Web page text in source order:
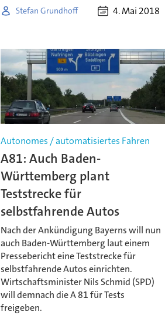
Stefan Grundhoff 4. Mai 2018
Autonomes / automatisiertes Fahren
A81: Auch Baden-
Württemberg plant
Teststrecke für
selbstfahrende Autos
Nach der Ankündigung Bayerns will nun
auch Baden-Württemberg laut einem
Pressebericht eine Teststrecke für
selbstfahrende Autos einrichten.
Wirtschaftsminister Nils Schmid (SPD)
will demnach die A 81 für Tests
freigeben.